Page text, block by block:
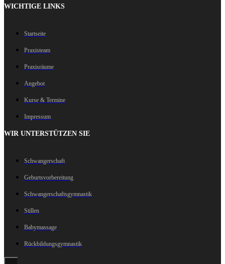
WICHTIGE LINKS
Startseite
Praxisteam
Praxisräume
Angebot
Kurse & Termine
Impressum
WIR UNTERSTÜTZEN SIE
Schwangerschaft
Geburtsvorbereitung
Schwangerschaftsgymnastik
Stillen
Babymassage
Rückbildungsgymnastik